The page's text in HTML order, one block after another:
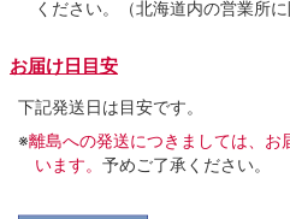
ください。（北海道内の営業所に
お届け日目安
下記発送日は目安です。
※離島への発送につきましては、
います。 予めご了承ください。